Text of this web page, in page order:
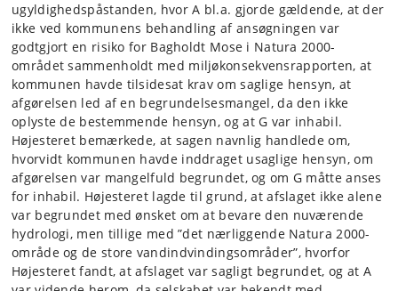
ugyldighedspåstanden, hvor A bl.a. gjorde gældende, at der
ikke ved kommunens behandling af ansøgningen var
godtgjort en risiko for Bagholdt Mose i Natura 2000-
området sammenholdt med miljøkonsekvensrapporten, at
kommunen havde tilsidesat krav om saglige hensyn, at
afgørelsen led af en begrundelsesmangel, da den ikke
oplyste de bestemmende hensyn, og at G var inhabil.
Højesteret bemærkede, at sagen navnlig handlede om,
hvorvidt kommunen havde inddraget usaglige hensyn, om
afgørelsen var mangelfuld begrundet, og om G måtte anses
for inhabil. Højesteret lagde til grund, at afslaget ikke alene
var begrundet med ønsket om at bevare den nuværende
hydrologi, men tillige med ”det nærliggende Natura 2000-
område og de store vandindvindingsområder”, hvorfor
Højesteret fandt, at afslaget var sagligt begrundet, og at A